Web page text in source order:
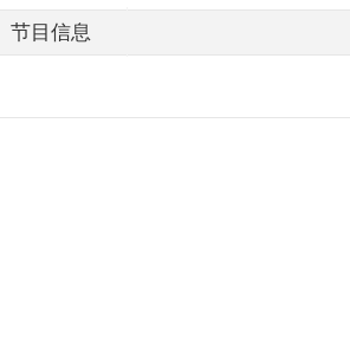
节目信息